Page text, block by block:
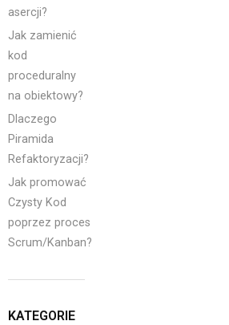
asercji?
Jak zamienić
kod
proceduralny
na obiektowy?
Dlaczego
Piramida
Refaktoryzacji?
Jak promować
Czysty Kod
poprzez proces
Scrum/Kanban?
KATEGORIE